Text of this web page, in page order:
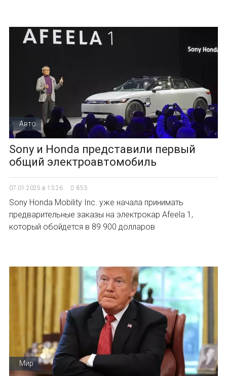
Авто
Sony и Honda представили первый
общий электроавтомобиль
07.01.2025 в 13:26 853
Sony Honda Mobility Inc. уже начала принимать
предварительные заказы на электрокар Afeela 1,
который обойдется в 89 900 долларов
Мир